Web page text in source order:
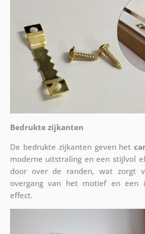
Bedrukte zijkanten
De bedrukte zijkanten geven het
moderne uitstraling en een stijlvol
door over de randen, wat zorgt
overgang van het motief en een
effect.